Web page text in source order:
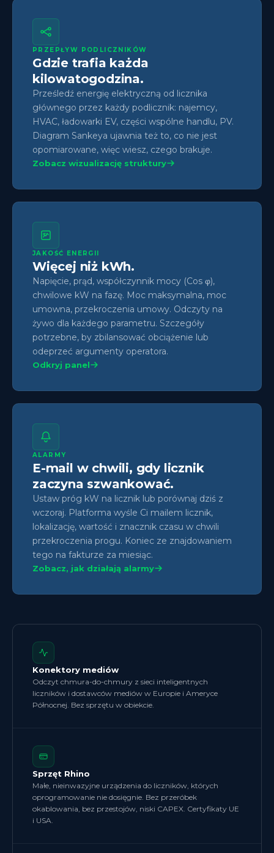
PRZEPŁYW PODLICZNIKÓW
Gdzie trafia każda
kilowatogodzina.
Prześledź energię elektryczną od licznika
głównego przez każdy podlicznik: najemcy,
HVAC, ładowarki EV, części wspólne handlu, PV.
Diagram Sankeya ujawnia też to, co nie jest
opomiarowane, więc wiesz, czego brakuje.
Zobacz wizualizację struktury
JAKOŚĆ ENERGII
Więcej niż kWh.
Napięcie, prąd, współczynnik mocy (Cos φ),
chwilowe kW na fazę. Moc maksymalna, moc
umowna, przekroczenia umowy. Odczyty na
żywo dla każdego parametru. Szczegóły
potrzebne, by zbilansować obciążenie lub
odeprzeć argumenty operatora.
Odkryj panel
ALARMY
E-mail w chwili, gdy licznik
zaczyna szwankować.
Ustaw próg kW na licznik lub porównaj dziś z
wczoraj. Platforma wyśle Ci mailem licznik,
lokalizację, wartość i znacznik czasu w chwili
przekroczenia progu. Koniec ze znajdowaniem
tego na fakturze za miesiąc.
Zobacz, jak działają alarmy
Konektory mediów
Odczyt chmura-do-chmury z sieci inteligentnych
liczników i dostawców mediów w Europie i Ameryce
Północnej. Bez sprzętu w obiekcie.
Sprzęt Rhino
Małe, nieinwazyjne urządzenia do liczników, których
oprogramowanie nie dosięgnie. Bez przeróbek
okablowania, bez przestojów, niski CAPEX. Certyfikaty UE
i USA.